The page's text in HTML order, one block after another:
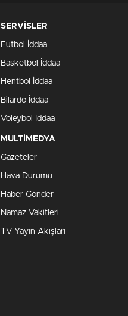
SERVİSLER
Futbol İddaa
Basketbol İddaa
Hentbol İddaa
Bilardo İddaa
Voleybol İddaa
MULTİMEDYA
Gazeteler
Hava Durumu
Haber Gönder
Namaz Vakitleri
TV Yayın Akışları